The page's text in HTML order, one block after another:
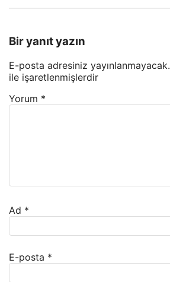
Bir yanıt yazın
E-posta adresiniz yayınlanmayacak.
ile işaretlenmişlerdir
Yorum *
Ad *
E-posta *